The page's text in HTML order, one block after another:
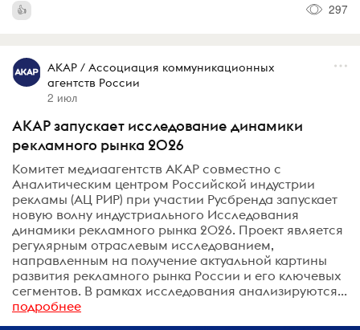
297
АКАР / Ассоциация коммуникационных
агентств России
2 июл
АКАР запускает исследование динамики
рекламного рынка 2026
Комитет медиаагентств АКАР совместно с
Аналитическим центром Российской индустрии
рекламы (АЦ РИР) при участии Русбренда запускает
новую волну индустриального Исследования
динамики рекламного рынка 2026. Проект является
регулярным отраслевым исследованием,
направленным на получение актуальной картины
развития рекламного рынка России и его ключевых
сегментов. В рамках исследования анализируются...
подробнее